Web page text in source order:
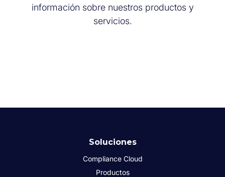
información sobre nuestros productos y
servicios.
Soluciones
Compliance Cloud
Productos